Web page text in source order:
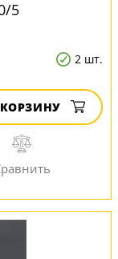
5
2 шт.